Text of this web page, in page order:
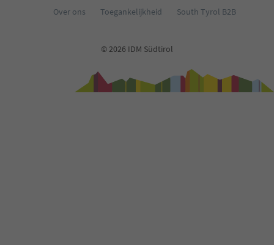
Over ons
Toegankelijkheid South Tyrol B2B
© 2026 IDM Südtirol